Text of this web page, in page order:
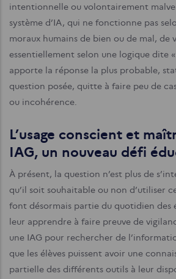
intentionnelle ou volontairement
système d’IA, qui ne fonctionne pas
moraux humains de bien ou de mal, de
essentiellement selon une logique dite
apporte la réponse la plus probable,
question posée, quitte à faire peu de
ou incohérence.
L’usage conscient et
IAG, un nouveau défi
À présent, la question n’est plus de
qu’il soit souhaitable ou non d’utiliser
font désormais partie du quotidien des
leur apprendre à faire preuve de
une IAG pour rechercher de
que les élèves puissent avoir une
partielle des différents outils à leur